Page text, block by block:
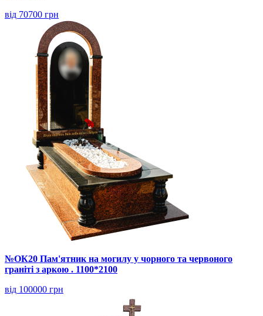
від 70700 грн
№ОК20 Пам'ятник на могилу у чорного та червоного
граніті з аркою . 1100*2100
від 100000 грн